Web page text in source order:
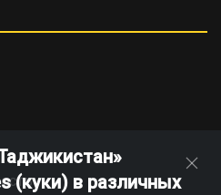
(куки) в различных